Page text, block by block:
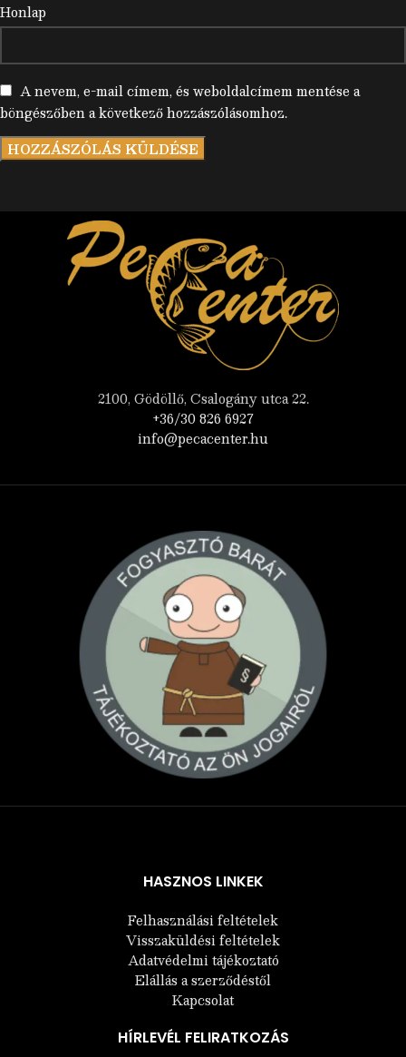
Honlap
A nevem, e-mail címem, és weboldalcímem mentése a
böngészőben a következő hozzászólásomhoz.
2100, Gödöllő, Csalogány utca 22.
+36/30 826 6927
info@pecacenter.hu
HASZNOS LINKEK
Felhasználási feltételek
Visszaküldési feltételek
Adatvédelmi tájékoztató
Elállás a szerződéstől
Kapcsolat
HÍRLEVÉL FELIRATKOZÁS